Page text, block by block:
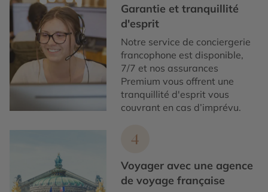
Garantie et tranquillité
d'esprit
Notre service de conciergerie
francophone est disponible,
7/7 et nos assurances
Premium vous offrent une
tranquillité d'esprit vous
couvrant en cas d’imprévu.
4
Voyager avec une agence
de voyage française